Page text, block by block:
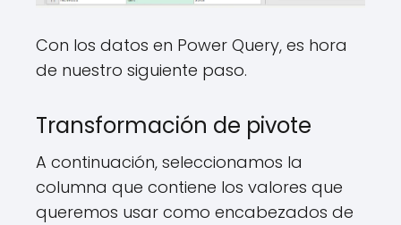
Con los datos en Power Query, es hora
de nuestro siguiente paso.
Transformación de pivote
A continuación, seleccionamos la
columna que contiene los valores que
queremos usar como encabezados de